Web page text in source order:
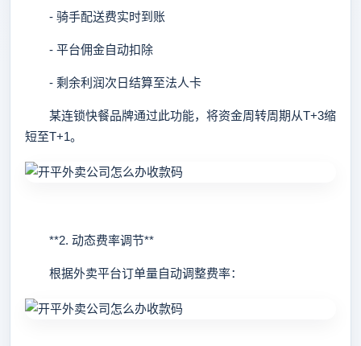
- 骑手配送费实时到账
- 平台佣金自动扣除
- 剩余利润次日结算至法人卡
某连锁快餐品牌通过此功能，将资金周转周期从T+3缩
短至T+1。
**2. 动态费率调节**
根据外卖平台订单量自动调整费率：